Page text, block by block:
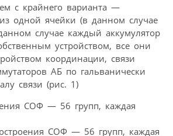
с крайнего варианта —
одной ячейки (в данном случае
случае каждый аккумулятор
устройством, все они
координации, связи
АБ по гальванически
связи (рис. 1)
СОФ — 56 групп, каждая